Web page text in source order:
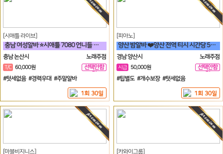
[시애틀 라이브]
충남 여성알바 ⭐시애틀 7080 언니들 구함⭐
충남 논산시
노래주점
T/C 60,000원
선택안함
일
#텃세없음 #경력우대 #주말알바
1회 30일
[피아노]
양산 밤알바 ❤️양산 전역 티시 시간당 5만원 30세 ~ 50세❤️
경남 양산시
노래주점
시급 50,000원
선택안함
일
#팁별도 #개수보장 #텃세없음
1회 30일
[마블비지니스]
[카와이그룹]